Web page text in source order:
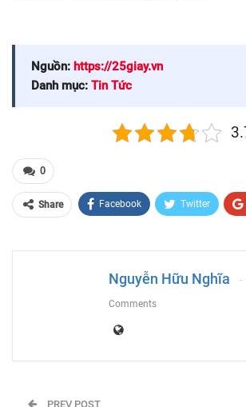
Nguồn: https://25giay.vn
Danh mục: Tin Tức
0
Share Facebook Twitter
Nguyễn Hữu Nghĩa
Comments
PREV POST